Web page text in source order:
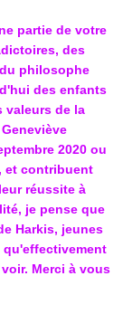
partie de votre
des
philosophe
des enfants
valeurs de la
2020 ou
et contribuent
réussite à
je pense que
Harkis, jeunes
qu'effectivement
Merci à vous